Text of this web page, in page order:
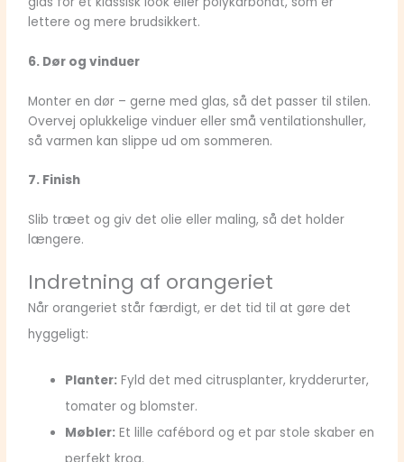
lettere og mere brudsikkert.
6. Dør og vinduer
Monter en dør – gerne med glas, så det passer til stilen.
Overvej oplukkelige vinduer eller små ventilationshuller,
så varmen kan slippe ud om sommeren.
7. Finish
Slib træet og giv det olie eller maling, så det holder
længere.
Indretning af orangeriet
Når orangeriet står færdigt, er det tid til at gøre det
hyggeligt:
Planter: Fyld det med citrusplanter, krydderurter,
tomater og blomster.
Møbler: Et lille cafébord og et par stole skaber en